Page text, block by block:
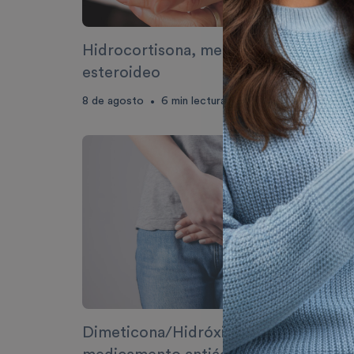
Hidrocortisona, medicamento
esteroideo
8 de agosto • 6 min lectura
Dimeticona/Hidróxido de aluminio,